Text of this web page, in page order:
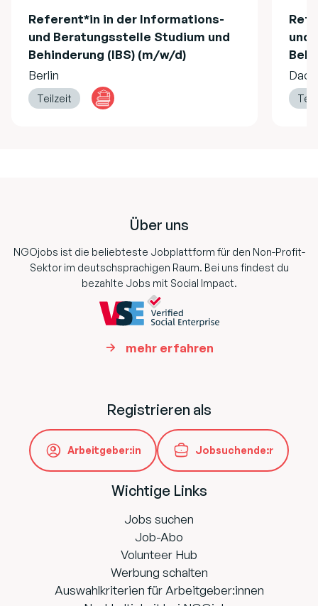
Referent*in in der Informations-
und Beratungsstelle Studium und
Behinderung (IBS) (m/w/d)
Berlin
Teilzeit
und
Über uns
NGOjobs ist die beliebteste Jobplattform für den Non-Profit-
Sektor im deutschsprachigen Raum. Bei uns findest du
bezahlte Jobs mit Social Impact.
mehr erfahren
Registrieren als
Arbeitgeber:in Jobsuchende:r
Wichtige Links
Jobs suchen
Job-Abo
Volunteer Hub
Werbung schalten
Auswahlkriterien für Arbeitgeber:innen